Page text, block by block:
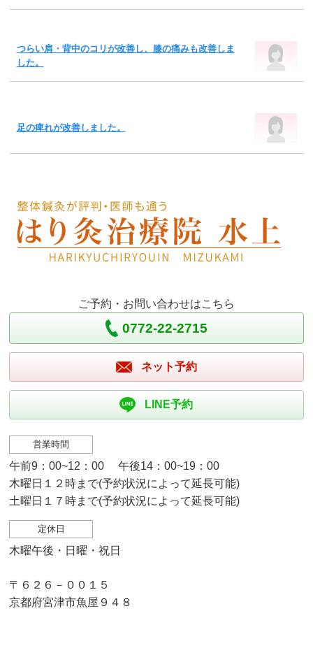
つらい肩・背中のコリが改善し、膝の痛みも改善しま
した。
足の痺れが改善しました。
ご予約・お問い合わせはこちら
0772-22-2715
ネット予約
LINE予約
営業時間
午前9：00~12：00 午後14：00~19：00
木曜日１２時まで(予約状況によって延長可能)
土曜日１７時まで(予約状況によって延長可能)
定休日
木曜午後・日曜・祝日
〒６２６－００１５
京都府宮津市魚屋９４８